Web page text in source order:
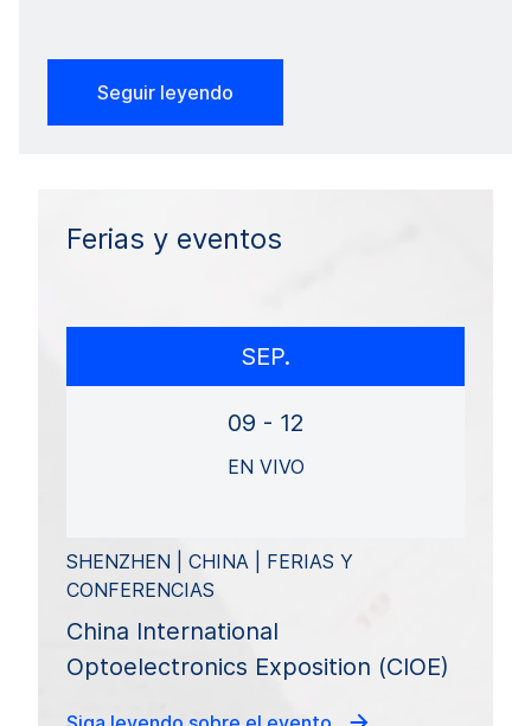
Seguir leyendo
Ferias y eventos
SEP.
09 - 12
EN VIVO
SHENZHEN | CHINA | FERIAS Y
CONFERENCIAS
China International
Optoelectronics Exposition (CIOE)